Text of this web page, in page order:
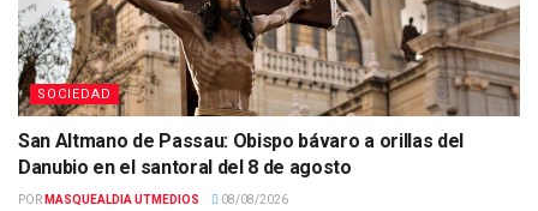
SOCIEDAD
San Altmano de Passau: Obispo bávaro a orillas del
Danubio en el santoral del 8 de agosto
POR MASQUEALDIA UTMEDIOS 08/08/2026